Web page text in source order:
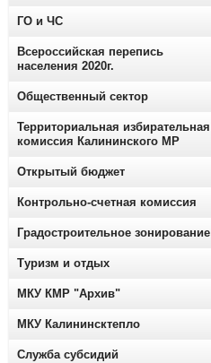
ГО и ЧС
Всероссийская перепись
населения 2020г.
Общественный сектор
Территориальная избирательная
комиссия Калининского МР
Открытый бюджет
Контрольно-счетная комиссия
Градостроительное зонирование
Туризм и отдых
МКУ КМР "Архив"
МКУ Калининсктепло
Служба субсидий